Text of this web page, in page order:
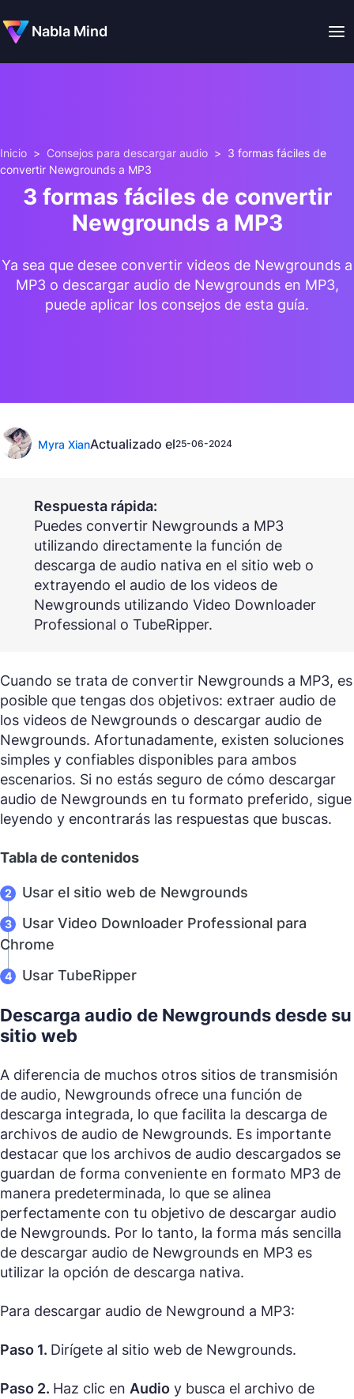
Nabla Mind
Inicio > Consejos para descargar audio > 3 formas fáciles de
convertir Newgrounds a MP3
3 formas fáciles de convertir
Newgrounds a MP3
Ya sea que desee convertir videos de Newgrounds a
MP3 o descargar audio de Newgrounds en MP3,
puede aplicar los consejos de esta guía.
Myra XianActualizado el25-06-2024
Respuesta rápida:
Puedes convertir Newgrounds a MP3
utilizando directamente la función de
descarga de audio nativa en el sitio web o
extrayendo el audio de los videos de
Newgrounds utilizando Video Downloader
Professional o TubeRipper.
Cuando se trata de convertir Newgrounds a MP3, es
posible que tengas dos objetivos: extraer audio de
los videos de Newgrounds o descargar audio de
Newgrounds. Afortunadamente, existen soluciones
simples y confiables disponibles para ambos
escenarios. Si no estás seguro de cómo descargar
audio de Newgrounds en tu formato preferido, sigue
leyendo y encontrarás las respuestas que buscas.
Tabla de contenidos
Usar el sitio web de Newgrounds
Usar Video Downloader Professional para
Chrome
Usar TubeRipper
Descarga audio de Newgrounds desde su
sitio web
A diferencia de muchos otros sitios de transmisión
de audio, Newgrounds ofrece una función de
descarga integrada, lo que facilita la descarga de
archivos de audio de Newgrounds. Es importante
destacar que los archivos de audio descargados se
guardan de forma conveniente en formato MP3 de
manera predeterminada, lo que se alinea
perfectamente con tu objetivo de descargar audio
de Newgrounds. Por lo tanto, la forma más sencilla
de descargar audio de Newgrounds en MP3 es
utilizar la opción de descarga nativa.
Para descargar audio de Newground a MP3:
Paso 1. Dirígete al sitio web de Newgrounds.
Paso 2. Haz clic en Audio y busca el archivo de